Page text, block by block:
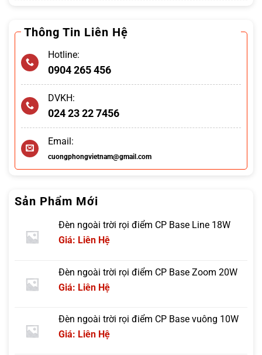
Thông Tin Liên Hệ
Hotline:
0904 265 456
DVKH:
024 23 22 7456
Email:
cuongphongvietnam@gmail.com
Sản Phẩm Mới
Đèn ngoài trời rọi điểm CP Base Line 18W
Giá: Liên Hệ
Đèn ngoài trời rọi điểm CP Base Zoom 20W
Giá: Liên Hệ
Đèn ngoài trời rọi điểm CP Base vuông 10W
Giá: Liên Hệ